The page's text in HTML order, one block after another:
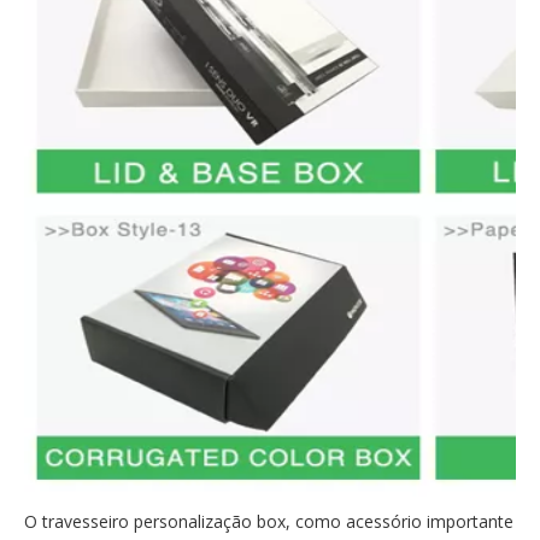
O travesseiro personalização box, como acessório importante